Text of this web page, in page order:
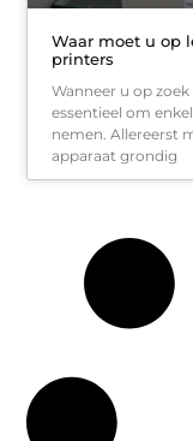
Waar moet u op
printers
Wanneer u op
essentieel om
nemen. Allereerst
apparaat grondig